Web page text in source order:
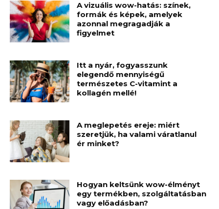
A vizuális wow-hatás: színek,
formák és képek, amelyek
azonnal megragadják a
figyelmet
Itt a nyár, fogyasszunk
elegendő mennyiségű
természetes C-vitamint a
kollagén mellé!
A meglepetés ereje: miért
szeretjük, ha valami váratlanul
ér minket?
Hogyan keltsünk wow-élményt
egy termékben, szolgáltatásban
vagy előadásban?